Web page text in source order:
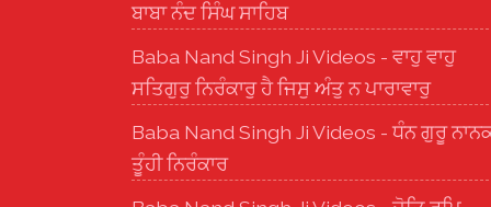
ਬਾਬਾ ਨੰਦ ਸਿੰਘ ਸਾਹਿਬ
Baba Nand Singh Ji Videos - ਵਾਹੁ ਵਾਹੁ
ਸਤਿਗੁਰੁ ਨਿਰੰਕਾਰੁ ਹੈ ਜਿਸੁ ਅੰਤੁ ਨ ਪਾਰਾਵਾਰੁ
Baba Nand Singh Ji Videos - ਧੰਨ ਗੁਰੂ
ਤੂੰਹੀ ਨਿਰੰਕਾਰ